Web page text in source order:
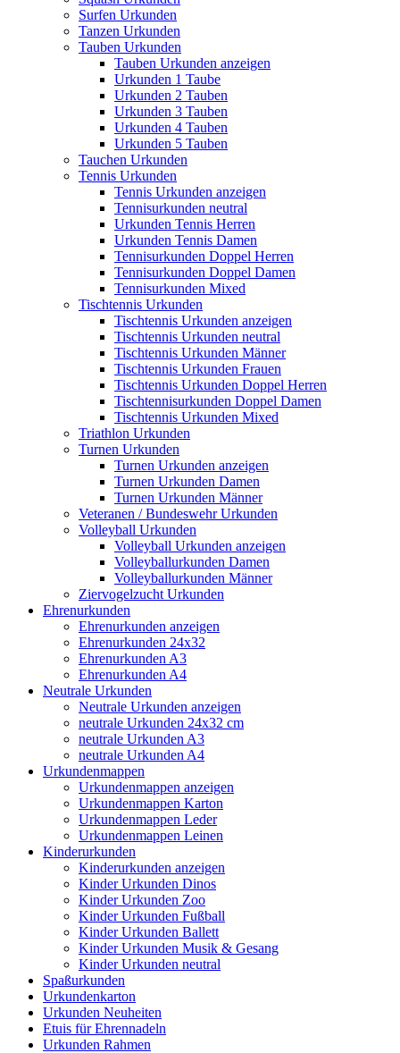
Surfen Urkunden
Tanzen Urkunden
Tauben Urkunden
Tauben Urkunden anzeigen
Urkunden 1 Taube
Urkunden 2 Tauben
Urkunden 3 Tauben
Urkunden 4 Tauben
Urkunden 5 Tauben
Tauchen Urkunden
Tennis Urkunden
Tennis Urkunden anzeigen
Tennisurkunden neutral
Urkunden Tennis Herren
Urkunden Tennis Damen
Tennisurkunden Doppel Herren
Tennisurkunden Doppel Damen
Tennisurkunden Mixed
Tischtennis Urkunden
Tischtennis Urkunden anzeigen
Tischtennis Urkunden neutral
Tischtennis Urkunden Männer
Tischtennis Urkunden Frauen
Tischtennis Urkunden Doppel Herren
Tischtennisurkunden Doppel Damen
Tischtennis Urkunden Mixed
Triathlon Urkunden
Turnen Urkunden
Turnen Urkunden anzeigen
Turnen Urkunden Damen
Turnen Urkunden Männer
Veteranen / Bundeswehr Urkunden
Volleyball Urkunden
Volleyball Urkunden anzeigen
Volleyballurkunden Damen
Volleyballurkunden Männer
Ziervogelzucht Urkunden
Ehrenurkunden
Ehrenurkunden anzeigen
Ehrenurkunden 24x32
Ehrenurkunden A3
Ehrenurkunden A4
Neutrale Urkunden
Neutrale Urkunden anzeigen
neutrale Urkunden 24x32 cm
neutrale Urkunden A3
neutrale Urkunden A4
Urkundenmappen
Urkundenmappen anzeigen
Urkundenmappen Karton
Urkundenmappen Leder
Urkundenmappen Leinen
Kinderurkunden
Kinderurkunden anzeigen
Kinder Urkunden Dinos
Kinder Urkunden Zoo
Kinder Urkunden Fußball
Kinder Urkunden Ballett
Kinder Urkunden Musik & Gesang
Kinder Urkunden neutral
Spaßurkunden
Urkundenkarton
Urkunden Neuheiten
Etuis für Ehrennadeln
Urkunden Rahmen